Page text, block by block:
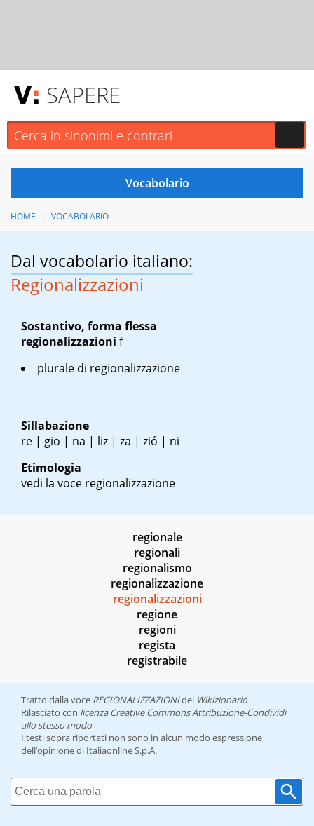
SAPERE
HOME VOCABOLARIO
Dal vocabolario italiano:
Regionalizzazioni
Sostantivo, forma flessa
regionalizzazioni f
plurale di regionalizzazione
Sillabazione
re | gio | na | liz | za | zió | ni
Etimologia
vedi la voce regionalizzazione
regionale
regionali
regionalismo
regionalizzazione
regionalizzazioni
regione
regioni
regista
registrabile
Tratto dalla voce REGIONALIZZAZIONIdel Wikizionario
Rilasciato con licenza Creative Commons Attribuzione-Condividi
allo stesso modo
I testi sopra riportati non sono in alcun modo espressione
dell’opinione di Italiaonline S.p.A.